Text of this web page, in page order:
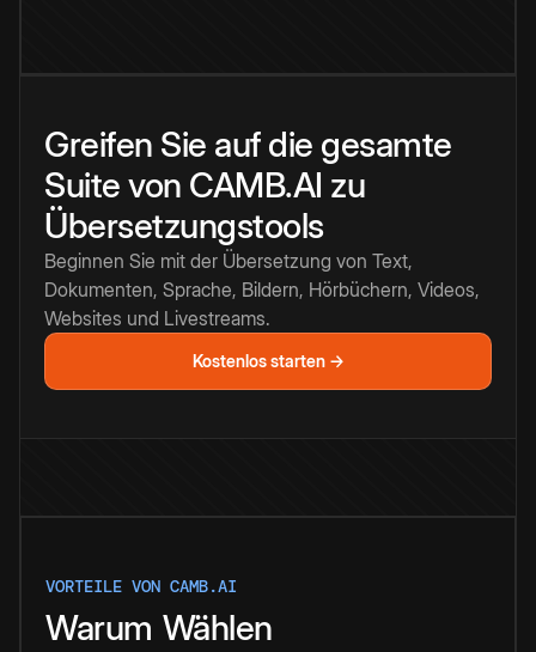
Greifen Sie auf die gesamte
Suite von CAMB.AI zu
Übersetzungstools
Beginnen Sie mit der Übersetzung von Text,
Dokumenten, Sprache, Bildern, Hörbüchern, Videos,
Websites und Livestreams.
Kostenlos starten →
VORTEILE VON CAMB.AI
Warum Wählen